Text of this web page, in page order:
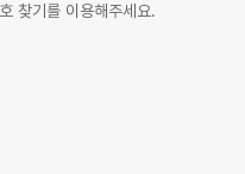
찾기를 이용해주세요.